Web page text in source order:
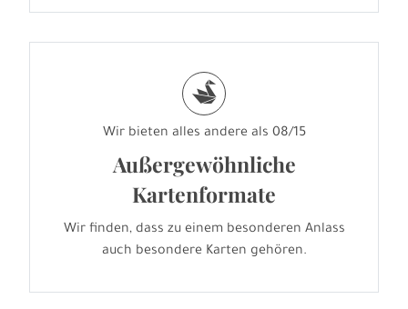
s
Wir bieten alles andere als 08/15
Außergewöhnliche
Kartenformate
Wir finden, dass zu einem besonderen Anlass
auch besondere Karten gehören.